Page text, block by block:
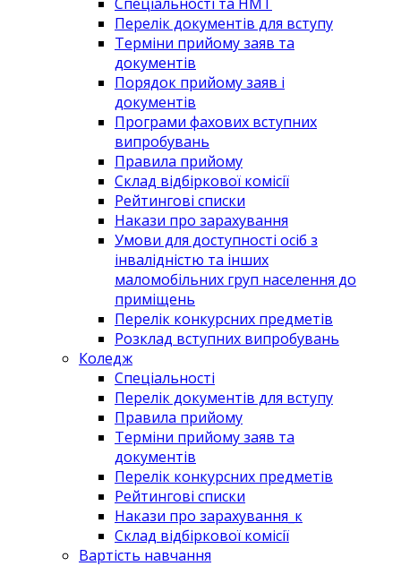
Перелік документів для вступу
Терміни прийому заяв та
документів
Порядок прийому заяв і
документів
Програми фахових вступних
випробувань
Правила прийому
Склад відбіркової комісії
Рейтингові списки
Накази про зарахування
Умови для доступності осіб з
інвалідністю та інших
маломобільних груп населення до
приміщень
Перелік конкурсних предметів
Розклад вступних випробувань
Коледж
Спеціальності
Перелік документів для вступу
Правила прийому
Терміни прийому заяв та
документів
Перелік конкурсних предметів
Рейтингові списки
Накази про зарахування_к
Склад відбіркової комісії
Вартість навчання